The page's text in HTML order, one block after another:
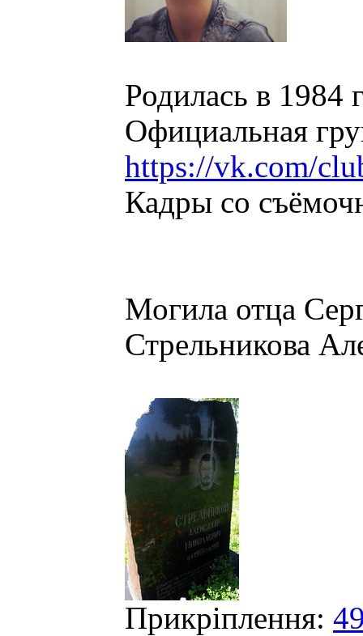
Родилась в 1984
Официальная
https://vk.com/
Кадры со
Могила отца
Стрельникова
Прикріплення: